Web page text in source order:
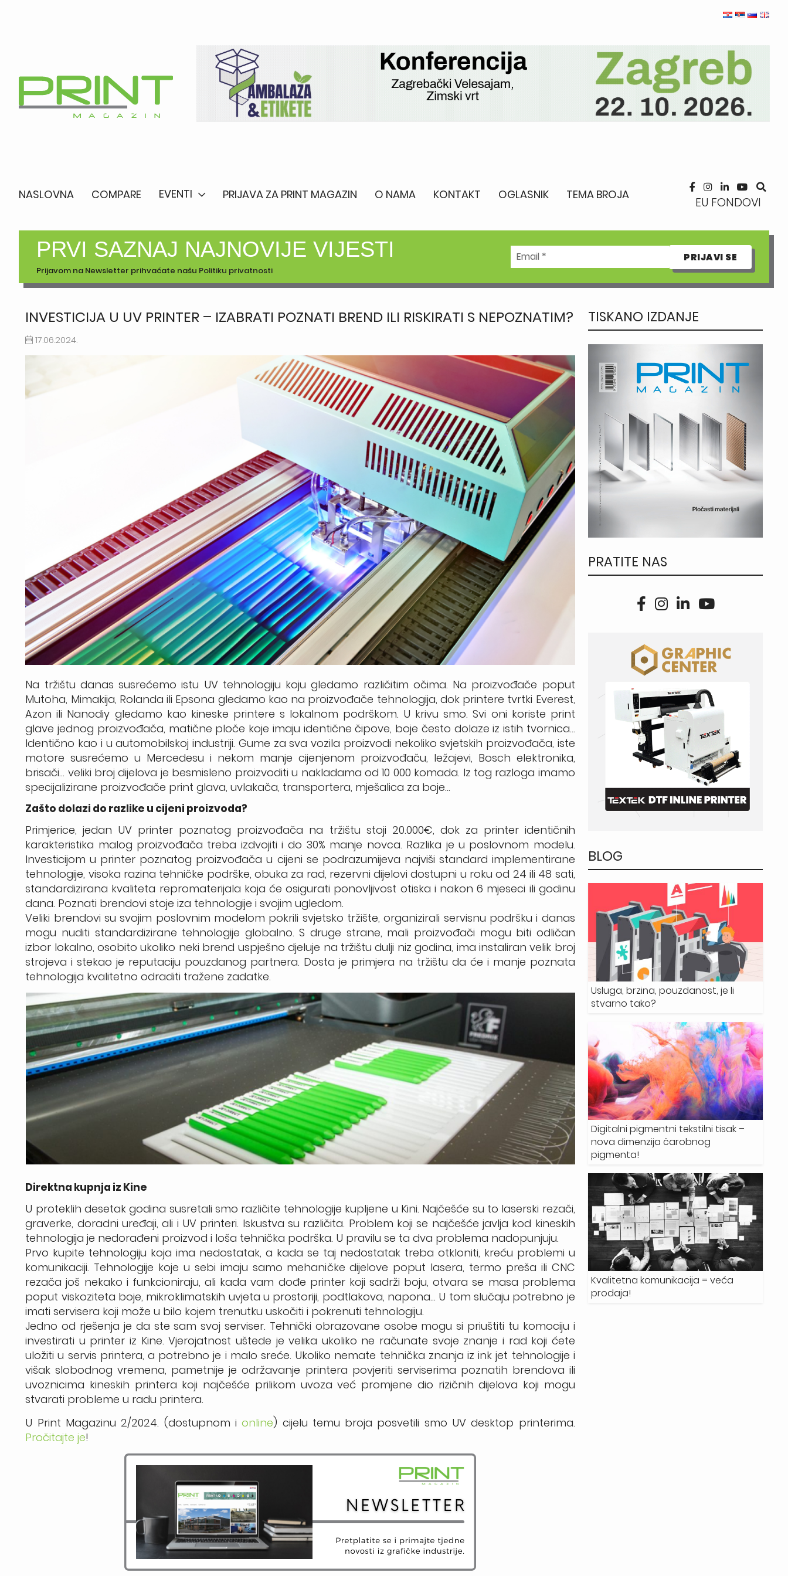
NASLOVNA COMPARE EVENTI PRIJAVA ZA PRINT MAGAZIN O NAMA KONTAKT OGLASNIK TEMA BROJA
EU FONDOVI
PRVI SAZNAJ NAJNOVIJE VIJESTI
Prijavom na Newsletter prihvaćate našu Politiku privatnosti
INVESTICIJA U UV PRINTER – IZABRATI POZNATI BREND ILI RISKIRATI S NEPOZNATIM?
17.06.2024.
Na tržištu danas susrećemo istu UV tehnologiju koju gledamo različitim očima. Na proizvođače poput
Mutoha, Mimakija, Rolanda ili Epsona gledamo kao na proizvođače tehnologija, dok printere tvrtki Everest,
Azon ili Nanodiy gledamo kao kineske printere s lokalnom podrškom. U krivu smo. Svi oni koriste print
glave jednog proizvođača, matične ploče koje imaju identične čipove, boje često dolaze iz istih tvornica…
Identično kao i u automobilskoj industriji. Gume za sva vozila proizvodi nekoliko svjetskih proizvođača, iste
motore susrećemo u Mercedesu i nekom manje cijenjenom proizvođaču, ležajevi, Bosch elektronika,
brisači… veliki broj dijelova je besmisleno proizvoditi u nakladama od 10 000 komada. Iz tog razloga imamo
specijalizirane proizvođače print glava, uvlakača, transportera, mješalica za boje…
Zašto dolazi do razlike u cijeni proizvoda?
Primjerice, jedan UV printer poznatog proizvođača na tržištu stoji 20.000€, dok za printer identičnih
karakteristika malog proizvođača treba izdvojiti i do 30% manje novca. Razlika je u poslovnom modelu.
Investicijom u printer poznatog proizvođača u cijeni se podrazumijeva najviši standard implementirane
tehnologije, visoka razina tehničke podrške, obuka za rad, rezervni dijelovi dostupni u roku od 24 ili 48 sati,
standardizirana kvaliteta repromaterijala koja će osigurati ponovljivost otiska i nakon 6 mjeseci ili godinu
dana. Poznati brendovi stoje iza tehnologije i svojim ugledom.
Veliki brendovi su svojim poslovnim modelom pokrili svjetsko tržište, organizirali servisnu podršku i danas
mogu nuditi standardizirane tehnologije globalno. S druge strane, mali proizvođači mogu biti odličan
izbor lokalno, osobito ukoliko neki brend uspješno djeluje na tržištu dulji niz godina, ima instaliran velik broj
strojeva i stekao je reputaciju pouzdanog partnera. Dosta je primjera na tržištu da će i manje poznata
tehnologija kvalitetno odraditi tražene zadatke.
Direktna kupnja iz Kine
U proteklih desetak godina susretali smo različite tehnologije kupljene u Kini. Najčešće su to laserski rezači,
graverke, doradni uređaji, ali i UV printeri. Iskustva su različita. Problem koji se najčešće javlja kod kineskih
tehnologija je nedorađeni proizvod i loša tehnička podrška. U pravilu se ta dva problema nadopunjuju.
Prvo kupite tehnologiju koja ima nedostatak, a kada se taj nedostatak treba otkloniti, kreću problemi u
komunikaciji. Tehnologije koje u sebi imaju samo mehaničke dijelove poput lasera, termo preša ili CNC
rezača još nekako i funkcioniraju, ali kada vam dođe printer koji sadrži boju, otvara se masa problema
poput viskoziteta boje, mikroklimatskih uvjeta u prostoriji, podtlakova, napona… U tom slučaju potrebno je
imati servisera koji može u bilo kojem trenutku uskočiti i pokrenuti tehnologiju.
Jedno od rješenja je da ste sam svoj serviser. Tehnički obrazovane osobe mogu si priuštiti tu komociju i
investirati u printer iz Kine. Vjerojatnost uštede je velika ukoliko ne računate svoje znanje i rad koji ćete
uložiti u servis printera, a potrebno je i malo sreće. Ukoliko nemate tehnička znanja iz ink jet tehnologije i
višak slobodnog vremena, pametnije je održavanje printera povjeriti serviserima poznatih brendova ili
uvoznicima kineskih printera koji najčešće prilikom uvoza već promjene dio rizičnih dijelova koji mogu
stvarati probleme u radu printera.
U Print Magazinu 2/2024. (dostupnom ionline) cijelu temu broja posvetili smo UV desktop printerima.
Pročitajte je!
TISKANO IZDANJE
PRATITE NAS
BLOG
Usluga, brzina, pouzdanost, je li
stvarno tako?
Digitalni pigmentni tekstilni tisak –
nova dimenzija čarobnog
pigmenta!
Kvalitetna komunikacija = veća
prodaja!